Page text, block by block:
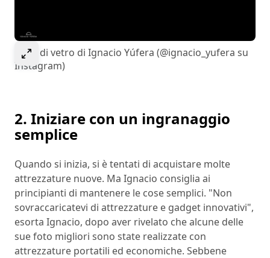
Select to expand image
Rana di vetro di Ignacio Yúfera (@ignacio_yufera su
Instagram)
2. Iniziare con un ingranaggio
semplice
Quando si inizia, si è tentati di acquistare molte
attrezzature nuove. Ma Ignacio consiglia ai
principianti di mantenere le cose semplici. "Non
sovraccaricatevi di attrezzature e gadget innovativi",
esorta Ignacio, dopo aver rivelato che alcune delle
sue foto migliori sono state realizzate con
attrezzature portatili ed economiche. Sebbene